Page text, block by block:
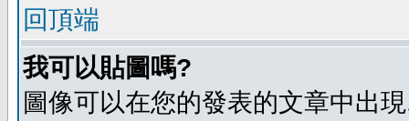
回頂端
我可以貼圖嗎?
圖像可以在您的發表的文章中出